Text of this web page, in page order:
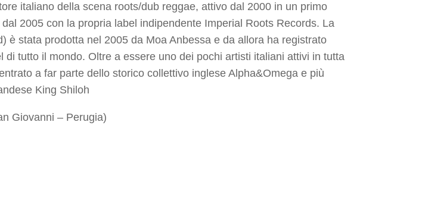
italiano della scena roots/dub reggae, attivo dal 2000 in un primo
2005 con la propria label indipendente Imperial Roots Records. La
è stata prodotta nel 2005 da Moa Anbessa e da allora ha registrato
di tutto il mondo. Oltre a essere uno dei pochi artisti italiani attivi in tutta
a far parte dello storico collettivo inglese Alpha&Omega e più
King Shiloh
Giovanni – Perugia)